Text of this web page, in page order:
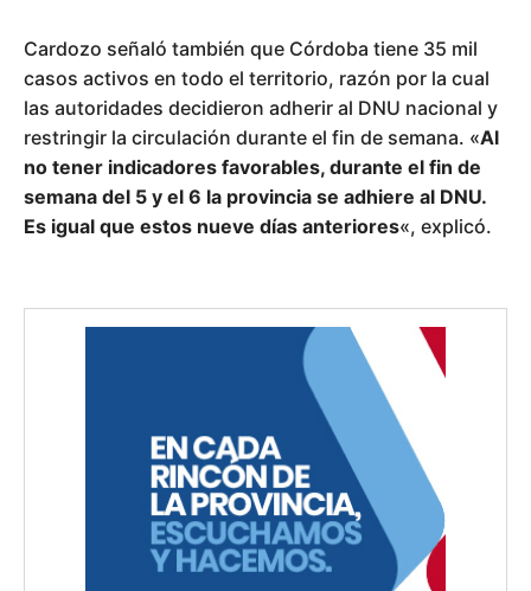
Cardozo señaló también que Córdoba tiene 35 mil
casos activos en todo el territorio, razón por la cual
las autoridades decidieron adherir al DNU nacional y
restringir la circulación durante el fin de semana. «Al
no tener indicadores favorables, durante el fin de
semana del 5 y el 6 la provincia se adhiere al DNU.
Es igual que estos nueve días anteriores«, explicó.